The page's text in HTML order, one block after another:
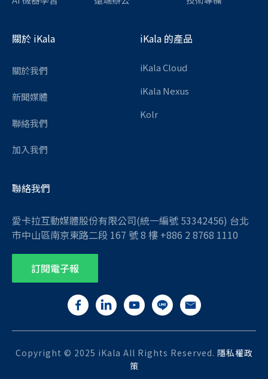
關於 iKala
關於我們
新聞媒體
聯絡我們
加入我們
iKala 的產品
iKala Cloud
iKala Nexus
Kolr
聯絡我們
愛卡拉互動媒體股份有限公司(統一編號 53342456) 台北
市中山區南京東路二段 167 號 8 樓 +886 2 8768 1110
訂閱電子報
Copyright © 2025 iKala All Rights Reserved. 隱私權政
策